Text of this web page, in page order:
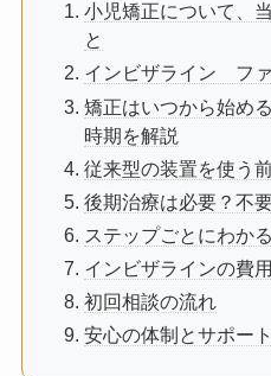
小児矯正について、
と
インビザライン フ
矯正はいつから始め
時期を解説
従来型の装置を使う
後期治療は必要？不
ステップごとにわか
インビザラインの費
初回相談の流れ
安心の体制とサポート